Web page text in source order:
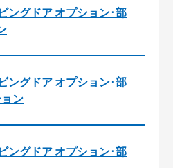
ングドア オプション･部
ングドア オプション･部
ン
ングドア オプション･部